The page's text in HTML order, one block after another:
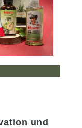
und